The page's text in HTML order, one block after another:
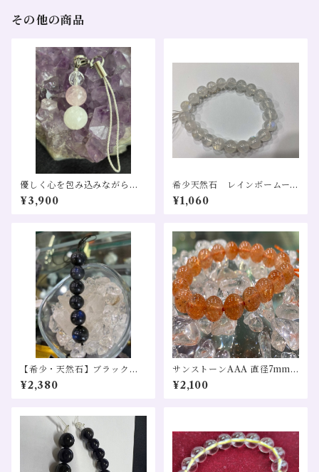
その他の商品
優しく心を包み込みながら、
持つ人本来の魅力を引き出し
てくれるお守りストラップ
¥3,900
希少天然石 レインボームー
ンストーン 直径7.5〜8mm
１粒売り
¥1,060
【希少・天然石】ブラック・
ラブラドライトAA+ 直径11
～12㎜ １粒
¥2,380
サンストーンAAA 直径7mm
希少 1粒売り
¥2,100